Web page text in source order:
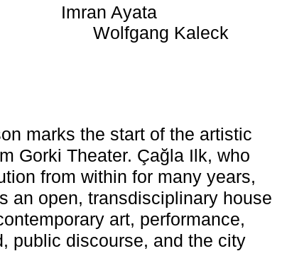
Imran Ayata
Wolfgang Kaleck
marks the start of the artistic
Gorki Theater. Çağla Ilk, who
from within for many years,
an open, transdisciplinary house
art, performance,
public discourse, and the city